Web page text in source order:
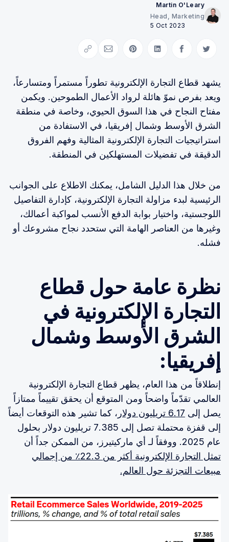
Martin O'Leary
Head, Marketing
5 Oct 2023
Share on Twitter
Share on Facebook
Share on LinkedIn
Share on Pinterest
Share via Email
Copy link
يشهد قطاع التجارة الإلكترونية تطوراً مستمراً ومتسارعاً،
ويعد بفرص نموّ هائلة لرواد الأعمال الطموحين. ويكمن
مفتاح النجاح في هذا السوق الحيوي، وخاصة في منطقة
الشرق الأوسط وشمال إفريقيا، في الاستفادة من
استراتيجيات التجارة الإلكترونية المثالية وفهم الفروق
الدقيقة في تفضيلات المستهلكين في المنطقة.
من خلال هذا الدليل الشامل، يمكنك الاطلاع على الجوانب
الرئيسية لبدء مزاولة التجارة الإلكترونية، كإدارة التفاصيل
اللوجستية، واختيار بوابة الدفع الأنسب لمواكبة أعمالك،
وغيرها من العناصر الهامة التي ستحدد نجاح مشروعك أو
فشله.
نظرة عامة حول قطاع
التجارة الإلكترونية في
الشرق الأوسط وشمال
إفريقيا:
إنطلاقاً من هذا العام، يظهر قطاع التجارة الإلكترونية
العالمي تقدّماً واضحاً ومن المتوقع أن يحقق تقييماً ممتازاً
يصل إلى 6.17 تريليون دولار
، كما تشير هذه التوقعات أيضاً
إلى قفزة محتملة تصل إلى 7.385 تريليون دولار بحلول
عام 2025. ووفقاً لـ أي ماركيتيرز، من الممكن جداً أن
تمثل التجارة الإلكترونية أكثر من 22.3٪ من إجمالي
مبيعات التجزئة حول العالم.